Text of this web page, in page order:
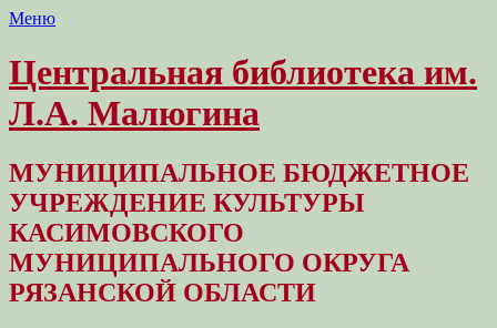
Меню
Центральная библиотека им.
Л.А. Малюгина
МУНИЦИПАЛЬНОЕ БЮДЖЕТНОЕ
УЧРЕЖДЕНИЕ КУЛЬТУРЫ
КАСИМОВСКОГО
МУНИЦИПАЛЬНОГО ОКРУГА
РЯЗАНСКОЙ ОБЛАСТИ